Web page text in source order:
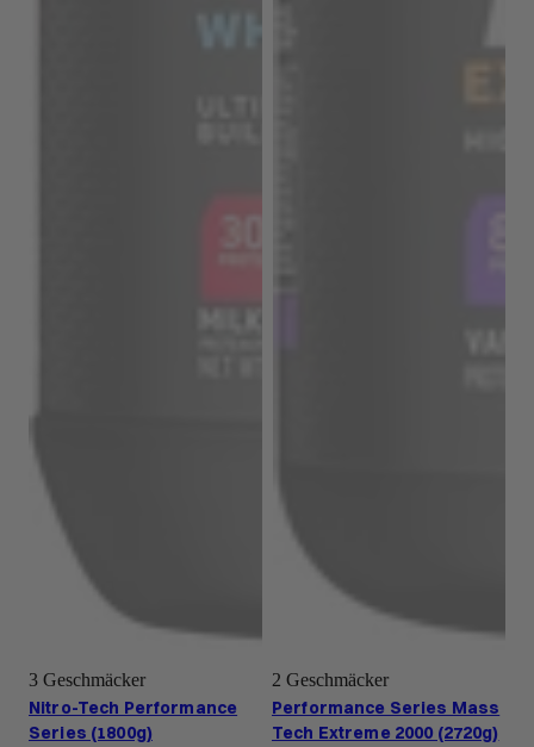
3 Geschmäcker
Nitro-Tech Performance
Series (1800g)
2 Geschmäcker
Performance Series Mass
Tech Extreme 2000 (2720g)